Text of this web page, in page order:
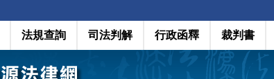
法規查詢 司法判解 行政函釋 裁判書